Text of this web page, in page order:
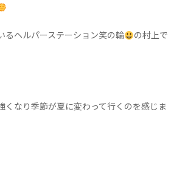
るヘルパーステーション笑の輪
の村上で
くなり季節が夏に変わって行くのを感じま